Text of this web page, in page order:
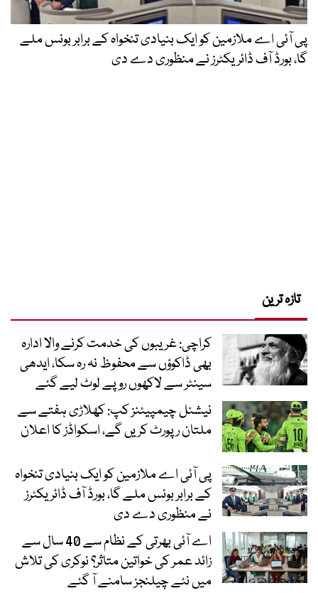
پی آئی اے ملازمین کو ایک بنیادی تنخواہ کے برابر بونس ملے
گا، بورڈ آف ڈائریکٹرز نے منظوری دے دی
تازہ ترین
کراچی: غریبوں کی خدمت کرنے والا ادارہ
بھی ڈاکوؤں سے محفوظ نہ رہ سکا، ایدھی
سینٹر سے لاکھوں روپے لوٹ لیے گئے
نیشنل چیمپیئنز کپ: کھلاڑی ہفتے سے
ملتان رپورٹ کریں گے، اسکواڈز کا اعلان
پی آئی اے ملازمین کو ایک بنیادی تنخواہ
کے برابر بونس ملے گا، بورڈ آف ڈائریکٹرز
نے منظوری دے دی
اے آئی بھرتی کے نظام سے 40 سال سے
زائد عمر کی خواتین متاثر؟ نوکری کی تلاش
میں نئے چیلنجز سامنے آ گئے